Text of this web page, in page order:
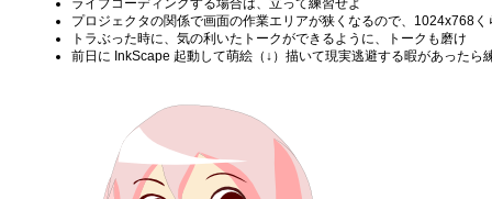
ライブコーディングする場合は、立って練習せよ
プロジェクタの関係で画面の作業エリアが狭くなるので、1024x768く
トラぶった時に、気の利いたトークができるように、トークも磨け
前日に InkScape 起動して萌絵（↓）描いて現実逃避する暇があったら